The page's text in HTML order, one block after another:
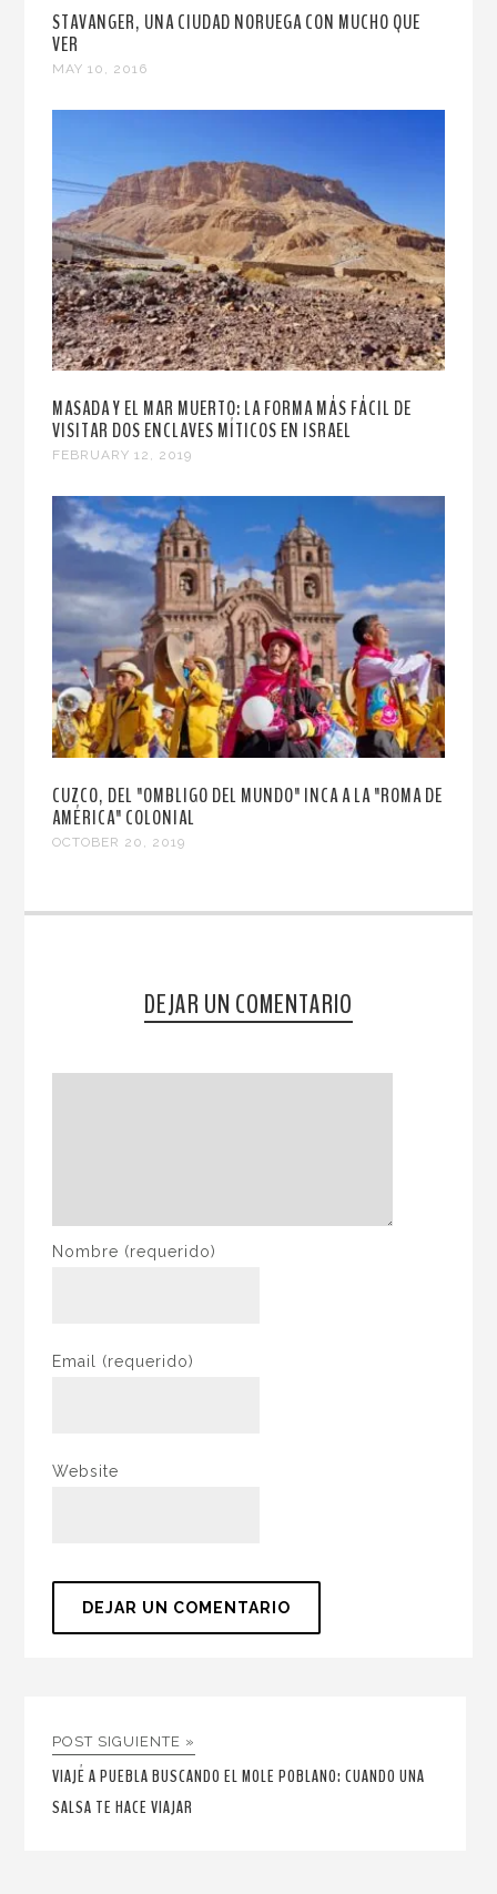
STAVANGER, UNA CIUDAD NORUEGA CON MUCHO QUE
VER
MAY 10, 2016
MASADA Y EL MAR MUERTO: LA FORMA MÁS FÁCIL DE
VISITAR DOS ENCLAVES MÍTICOS EN ISRAEL
FEBRUARY 12, 2019
CUZCO, DEL "OMBLIGO DEL MUNDO" INCA A LA "ROMA DE
AMÉRICA" COLONIAL
OCTOBER 20, 2019
DEJAR UN COMENTARIO
Nombre (requerido)
Email (requerido)
Website
POST SIGUIENTE »
VIAJÉ A PUEBLA BUSCANDO EL MOLE POBLANO: CUANDO UNA
SALSA TE HACE VIAJAR